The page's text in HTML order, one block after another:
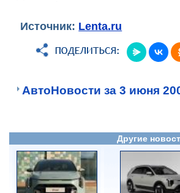
Источник: Lenta.ru
АвтоНовости за 3 июня
Другие